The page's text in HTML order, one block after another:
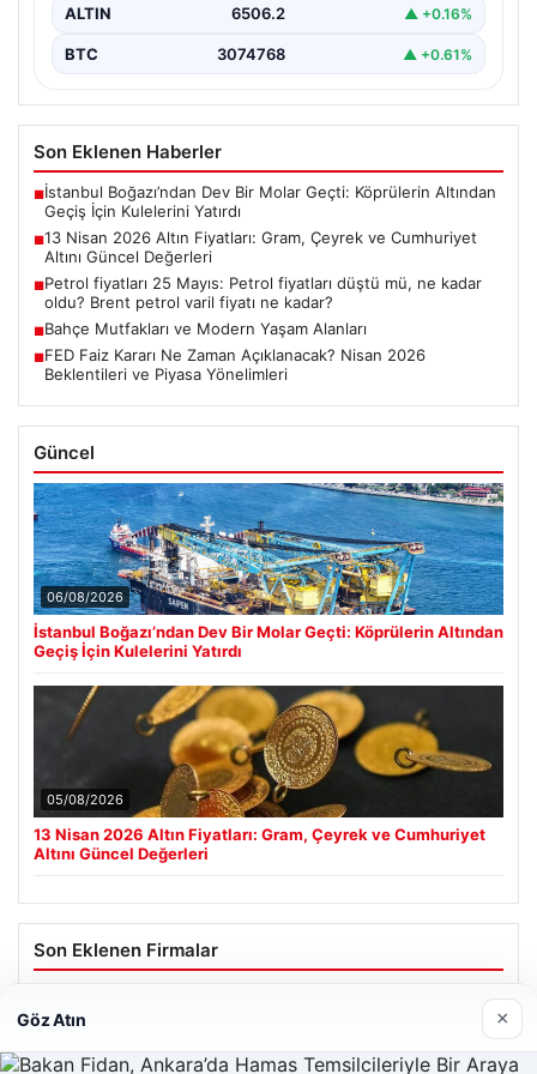
ALTIN 6506.2 ▲ +0.16%
BTC 3074768 ▲ +0.61%
Son Eklenen Haberler
■İstanbul Boğazı’ndan Dev Bir Molar Geçti: Köprülerin Altından
Geçiş İçin Kulelerini Yatırdı
■13 Nisan 2026 Altın Fiyatları: Gram, Çeyrek ve Cumhuriyet
Altını Güncel Değerleri
■Petrol fiyatları 25 Mayıs: Petrol fiyatları düştü mü, ne kadar
oldu? Brent petrol varil fiyatı ne kadar?
■Bahçe Mutfakları ve Modern Yaşam Alanları
■FED Faiz Kararı Ne Zaman Açıklanacak? Nisan 2026
Beklentileri ve Piyasa Yönelimleri
Güncel
06/08/2026
İstanbul Boğazı’ndan Dev Bir Molar Geçti: Köprülerin Altından
Geçiş İçin Kulelerini Yatırdı
05/08/2026
13 Nisan 2026 Altın Fiyatları: Gram, Çeyrek ve Cumhuriyet
Altını Güncel Değerleri
Son Eklenen Firmalar
Göz Atın ×